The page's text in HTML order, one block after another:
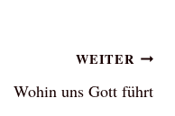
WEITER
Wohin uns Gott führt